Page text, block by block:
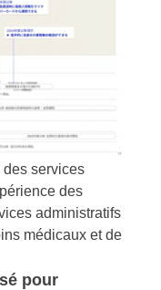
des services
des
administratifs
médicaux et de
pour